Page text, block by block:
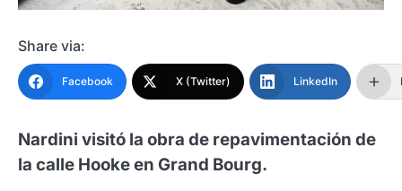
Share via:
Facebook X (Twitter) LinkedIn
Nardini visitó la obra de repavimentación de
la calle Hooke en Grand Bourg.